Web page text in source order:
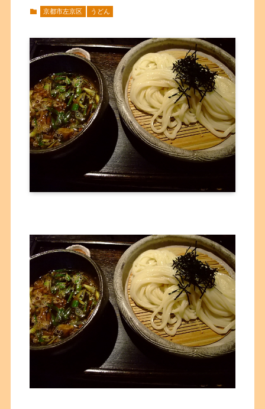
京都市左京区 うどん